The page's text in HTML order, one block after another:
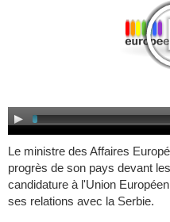
Le ministre des Affaires
progrès de son pays devant
candidature à l'Union
ses relations avec la Serbie.